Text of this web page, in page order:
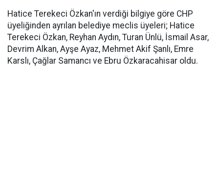
Hatice Terekeci Özkan'ın verdiği bilgiye göre CHP
üyeliğinden ayrılan belediye meclis üyeleri; Hatice
Terekeci Özkan, Reyhan Aydın, Turan Ünlü, İsmail Asar,
Devrim Alkan, Ayşe Ayaz, Mehmet Akif Şanlı, Emre
Karslı, Çağlar Samancı ve Ebru Özkaracahisar oldu.